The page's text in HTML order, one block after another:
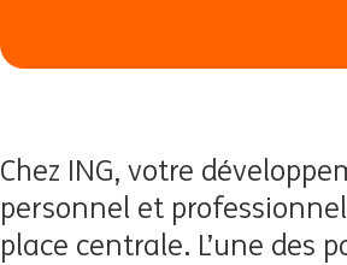
Chez ING, votre
personnel et
place centrale. L’une des